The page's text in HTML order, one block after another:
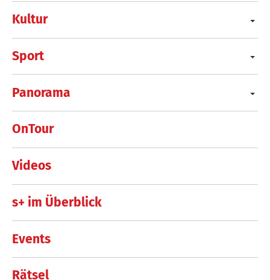
Kultur
Sport
Panorama
OnTour
Videos
s+ im Überblick
Events
Rätsel